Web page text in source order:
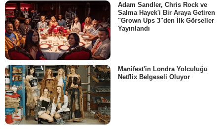
Adam Sandler, Chris Rock ve
Salma Hayek'i Bir Araya Getiren
"Grown Ups 3"den İlk Görseller
Yayınlandı
Manifest'in Londra Yolculuğu
Netflix Belgeseli Oluyor